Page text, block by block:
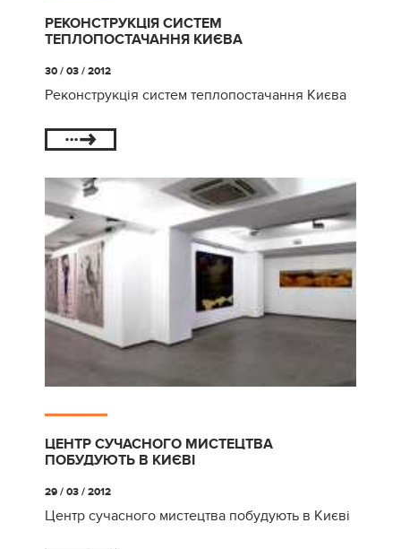
РЕКОНСТРУКЦІЯ СИСТЕМ
ТЕПЛОПОСТАЧАННЯ КИЄВА
30 / 03 / 2012
Реконструкція систем теплопостачання Києва
ЦЕНТР СУЧАСНОГО МИСТЕЦТВА
ПОБУДУЮТЬ В КИЄВІ
29 / 03 / 2012
Центр сучасного мистецтва побудують в Києві